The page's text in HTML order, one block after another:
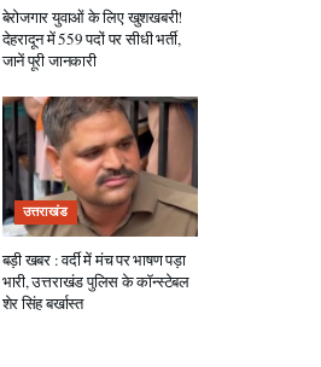
बेरोजगार युवाओं के लिए खुशखबरी!
देहरादून में 559 पदों पर सीधी भर्ती,
जानें पूरी जानकारी
उत्तराखंड
बड़ी खबर : वर्दी में मंच पर भाषण पड़ा
भारी, उत्तराखंड पुलिस के कॉन्स्टेबल
शेर सिंह बर्खास्त